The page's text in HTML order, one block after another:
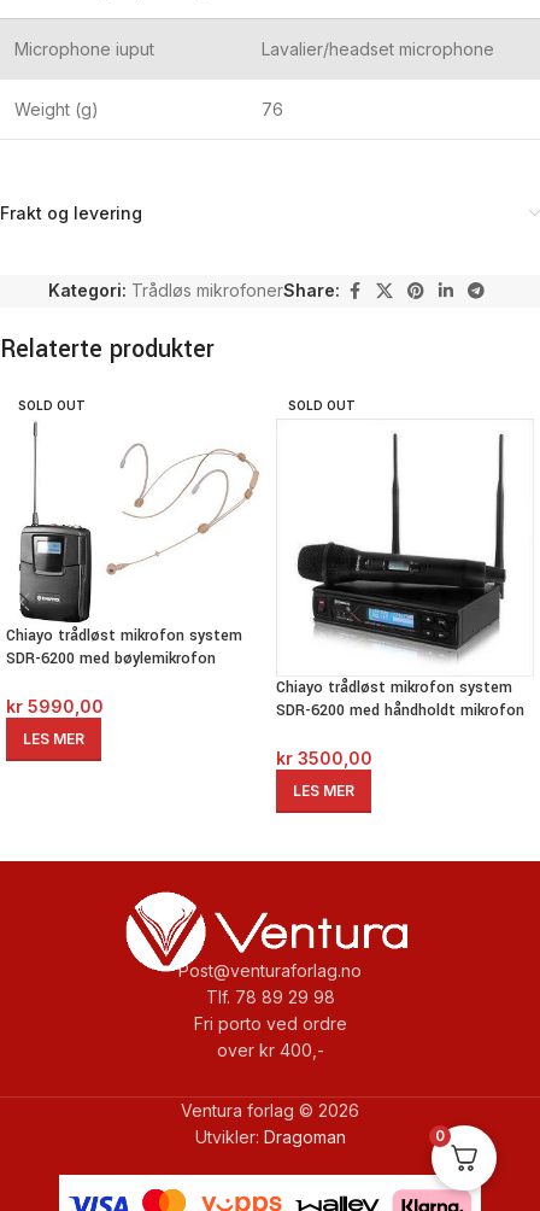
Microphone iuput Lavalier/headset microphone
Weight (g) 76
Frakt og levering
Kategori: Trådløs mikrofonerShare:
Relaterte produkter
SOLD OUT
Chiayo trådløst mikrofon system
SDR-6200 med bøylemikrofon
kr 5990,00
LES MER
SOLD OUT
Chiayo trådløst mikrofon system
SDR-6200 med håndholdt mikrofon
kr 3500,00
LES MER
Post@venturaforlag.no
Tlf. 78 89 29 98
Fri porto ved ordre
over kr 400,-
Ventura forlag © 2026
Utvikler: Dragoman 0